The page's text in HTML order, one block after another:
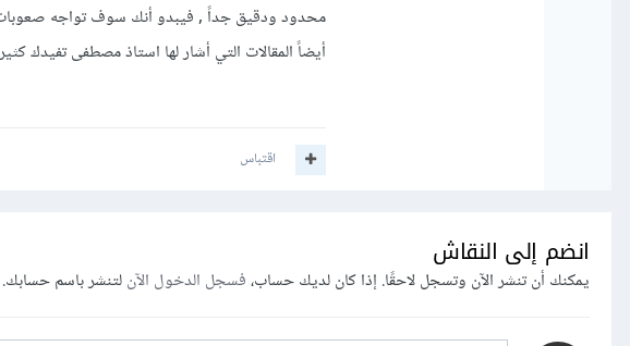
محدود ودقيق جداً , فيبدو أنك سوف تواجه
أيضاً المقالات التي أشار لها استاذ مصطفى تفيدك
اقتباس
انضم إلى النقاش
يمكنك أن تنشر الآن وتسجل لاحقًا. إذا كان لديك حساب،فسجل الدخول الآنلتنشر باسم حسابك.